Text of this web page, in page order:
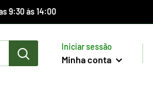
9:30 às 14:00
Iniciar sessão
Minha conta